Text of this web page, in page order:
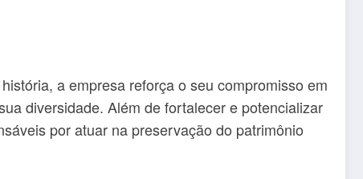
a empresa reforça o seu compromisso em
diversidade. Além de fortalecer e potencializar
por atuar na preservação do patrimônio